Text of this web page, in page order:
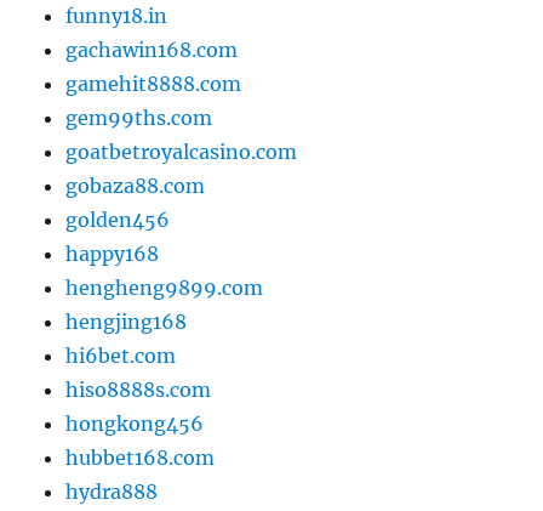
funny18.in
gachawin168.com
gamehit8888.com
gem99ths.com
goatbetroyalcasino.com
gobaza88.com
golden456
happy168
hengheng9899.com
hengjing168
hi6bet.com
hiso8888s.com
hongkong456
hubbet168.com
hydra888